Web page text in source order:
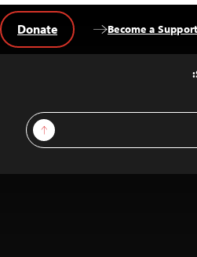
Sign Up
Become a
Donate